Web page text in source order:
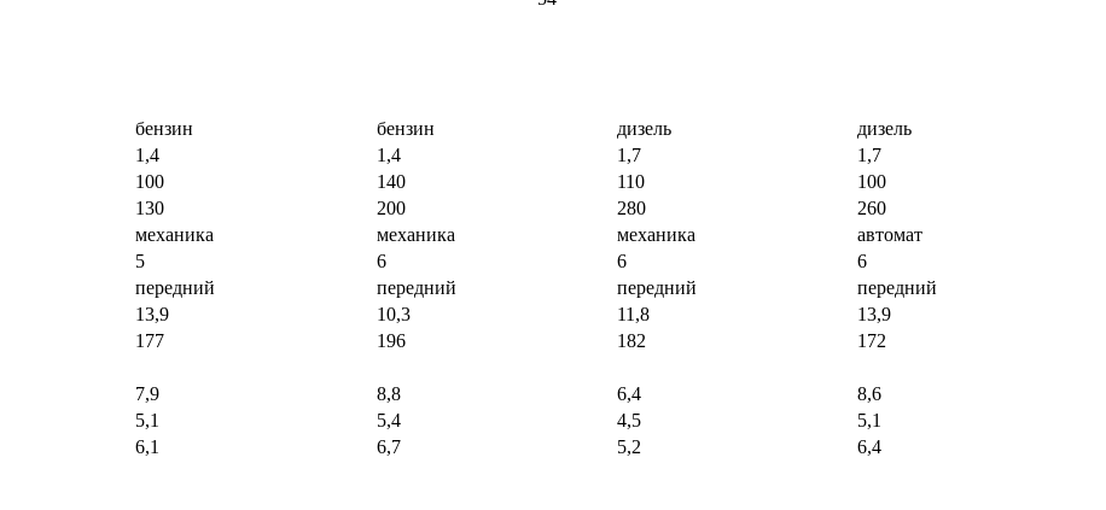
бензин бензин дизель
дизель
1,4 1,4 1,7
1,7
100 140 110
100
130 200 280
260
механика механика механика
автомат
5 6 6
6
передний передний передний
передний
13,9 10,3 11,8
13,9
177 196 182
172
7,9 8,8 6,4
8,6
5,1 5,4 4,5
5,1
6,1 6,7 5,2 6,4